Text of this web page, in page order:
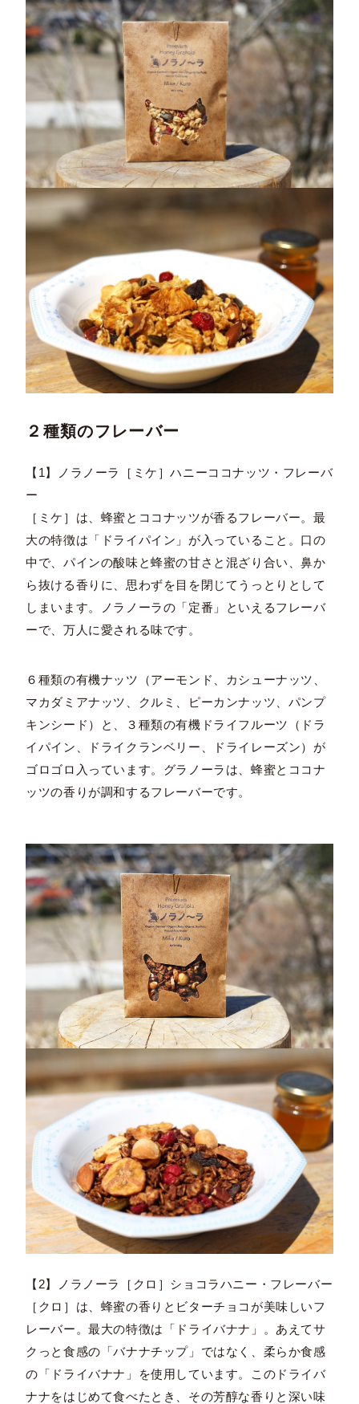
２種類のフレーバー
【1】ノラノーラ［ミケ］ハニーココナッツ・フレーバ
ー
［ミケ］は、蜂蜜とココナッツが香るフレーバー。最
大の特徴は「ドライパイン」が入っていること。口の
中で、パインの酸味と蜂蜜の甘さと混ざり合い、鼻か
ら抜ける香りに、思わずを目を閉じてうっとりとして
しまいます。ノラノーラの「定番」といえるフレーバ
ーで、万人に愛される味です。
６種類の有機ナッツ（アーモンド、カシューナッツ、
マカダミアナッツ、クルミ、ピーカンナッツ、パンプ
キンシード）と、３種類の有機ドライフルーツ（ドラ
イパイン、ドライクランベリー、ドライレーズン）が
ゴロゴロ入っています。グラノーラは、蜂蜜とココナ
ッツの香りが調和するフレーバーです。
【2】ノラノーラ［クロ］ショコラハニー・フレーバー
［クロ］は、蜂蜜の香りとビターチョコが美味しいフ
レーバー。最大の特徴は「ドライバナナ」。あえてサ
クっと食感の「バナナチップ」ではなく、柔らか食感
の「ドライバナナ」を使用しています。このドライバ
ナナをはじめて食べたとき、その芳醇な香りと深い味